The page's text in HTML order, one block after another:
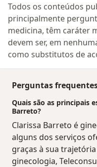
Todos os conteúdos
principalmente
medicina, têm caráter
devem ser, em
como substitutos de
Perguntas
Quais são as principais
Barreto?
Clarissa Barreto é
alguns dos serviços
graças à sua
ginecologia,